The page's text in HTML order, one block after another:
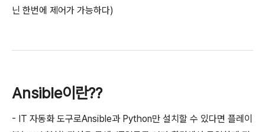
닌 한번에 제어가 가능하다)
Ansible이란??
- IT 자동화 도구로Ansible과 Python만 설치할 수 있다면 플레이